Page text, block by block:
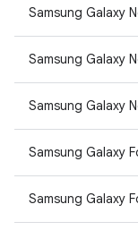
Samsung Galaxy
Samsung Galaxy
Samsung Galaxy
Samsung Galaxy
Samsung Galaxy